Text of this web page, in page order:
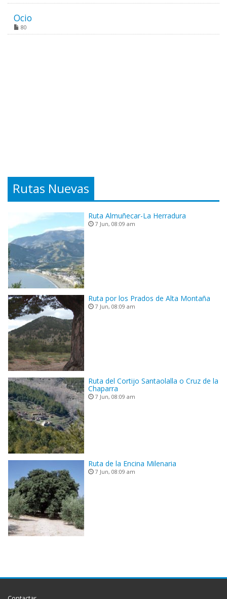
Ocio
80
Rutas Nuevas
Ruta Almuñecar-La Herradura
7 Jun, 08:09 am
Ruta por los Prados de Alta Montaña
7 Jun, 08:09 am
Ruta del Cortijo Santaolalla o Cruz de la
Chaparra
7 Jun, 08:09 am
Ruta de la Encina Milenaria
7 Jun, 08:09 am